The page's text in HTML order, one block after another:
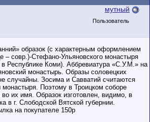
мутный
Пользователь
образок (с характерным оформлением
– совр.)-Стефано-Ульяновского монастыря
в Республике Коми). Аббревиатура «С.У.М.» на
монастырь. Образы соловецких
случайны. Зосима и Савватий считаются
Поэтому в Троицком соборе
их имя. Образок изготовлен, видимо, в
в г. Слободской Вятской губернии.
на покупателе 150р